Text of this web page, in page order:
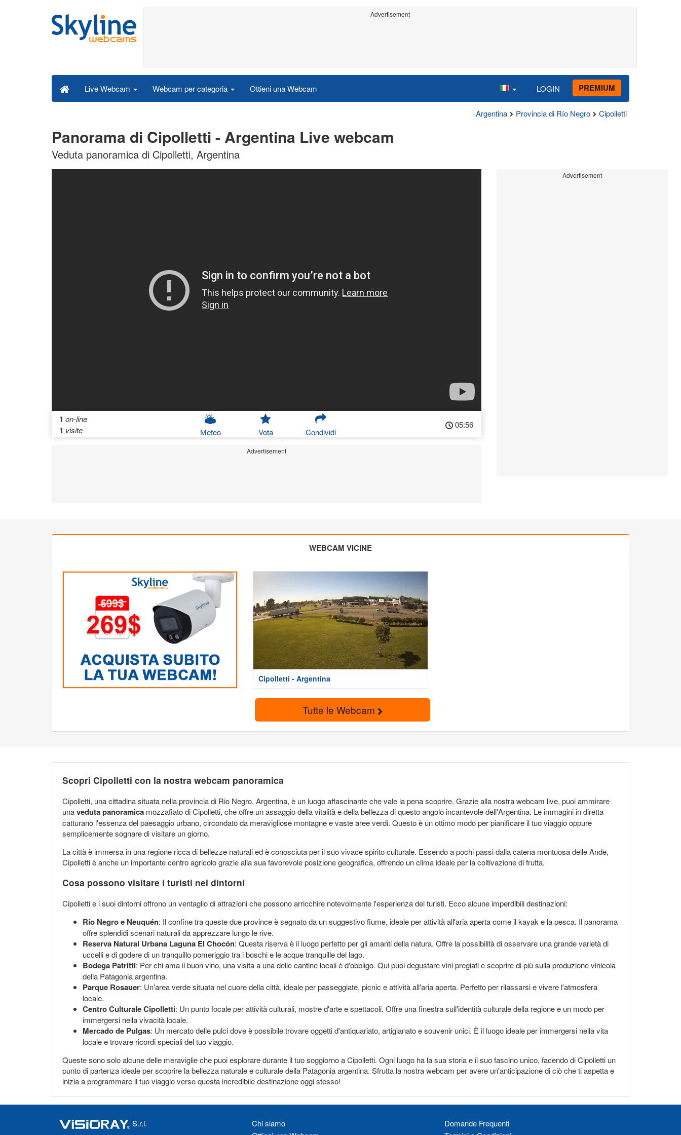
Advertisement
Live Webcam Webcam per categoria Ottieni una Webcam LOGIN PREMIUM
Argentina Provincia di Río Negro Cipolletti
Panorama di Cipolletti - Argentina Live webcam
Veduta panoramica di Cipolletti, Argentina
1 on-line
1 visite Meteo Vota Condividi
05:56
Advertisement
Advertisement
WEBCAM VICINE
Cipolletti - Argentina
Tutte le Webcam
Scopri Cipolletti con la nostra webcam panoramica
Cipolletti, una cittadina situata nella provincia di Rio Negro, Argentina, è un luogo affascinante che vale la pena scoprire. Grazie alla nostra webcam live, puoi ammirare
unaveduta panoramica mozzafiato di Cipolletti, che offre un assaggio della vitalità e della bellezza di questo angolo incantevole dell'Argentina. Le immagini in diretta
catturano l'essenza del paesaggio urbano, circondato da meravigliose montagne e vaste aree verdi. Questo è un ottimo modo per pianificare il tuo viaggio oppure
semplicemente sognare di visitare un giorno.
La città è immersa in una regione ricca di bellezze naturali ed è conosciuta per il suo vivace spirito culturale. Essendo a pochi passi dalla catena montuosa delle Ande,
Cipolletti è anche un importante centro agricolo grazie alla sua favorevole posizione geografica, offrendo un clima ideale per la coltivazione di frutta.
Cosa possono visitare i turisti nei dintorni
Cipolletti e i suoi dintorni offrono un ventaglio di attrazioni che possono arricchire notevolmente l'esperienza dei turisti. Ecco alcune imperdibili destinazioni:
Río Negro e Neuquén: Il confine tra queste due province è segnato da un suggestivo fiume, ideale per attività all'aria aperta come il kayak e la pesca. Il panorama
offre splendidi scenari naturali da apprezzare lungo le rive.
Reserva Natural Urbana Laguna El Chocón: Questa riserva è il luogo perfetto per gli amanti della natura. Offre la possibilità di osservare una grande varietà di
uccelli e di godere di un tranquillo pomeriggio tra i boschi e le acque tranquille del lago.
Bodega Patritti: Per chi ama il buon vino, una visita a una delle cantine locali è d'obbligo. Qui puoi degustare vini pregiati e scoprire di più sulla produzione vinicola
della Patagonia argentina.
Parque Rosauer: Un'area verde situata nel cuore della città, ideale per passeggiate, picnic e attività all'aria aperta. Perfetto per rilassarsi e vivere l'atmosfera
locale.
Centro Culturale Cipolletti: Un punto focale per attività culturali, mostre d'arte e spettacoli. Offre una finestra sull'identità culturale della regione e un modo per
immergersi nella vivacità locale.
Mercado de Pulgas: Un mercato delle pulci dove è possibile trovare oggetti d'antiquariato, artigianato e souvenir unici. È il luogo ideale per immergersi nella vita
locale e trovare ricordi speciali del tuo viaggio.
Queste sono solo alcune delle meraviglie che puoi esplorare durante il tuo soggiorno a Cipolletti. Ogni luogo ha la sua storia e il suo fascino unico, facendo di Cipolletti un
punto di partenza ideale per scoprire la bellezza naturale e culturale della Patagonia argentina. Sfrutta la nostra webcam per avere un'anticipazione di ciò che ti aspetta e
inizia a programmare il tuo viaggio verso questa incredibile destinazione oggi stesso!
S.r.l.
Chi siamo
Domande Frequenti